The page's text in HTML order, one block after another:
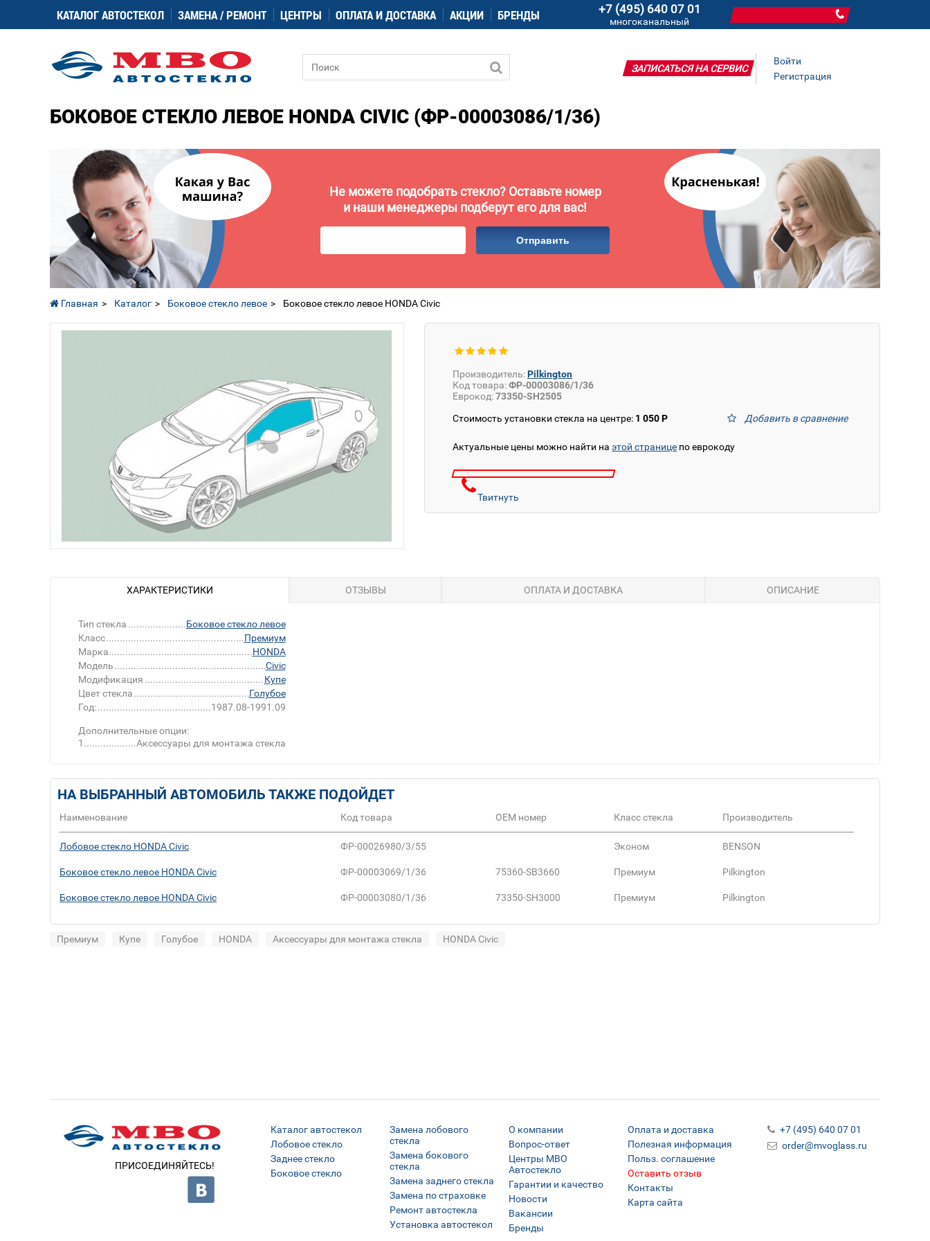
КАТАЛОГ АВТОСТЕКОЛ ЗАМЕНА / РЕМОНТ ЦЕНТРЫ ОПЛАТА И ДОСТАВКА АКЦИИ БРЕНДЫ +7 (495) 640 07 01
многоканальный
Войти
Регистрация
ЗАПИСАТЬСЯ НА СЕРВИС
БОКОВОЕ СТЕКЛО ЛЕВОЕ HONDA CIVIC (ФР-00003086/1/36)
Не можете подобрать стекло? Оставьте номер
и наши менеджеры подберут его для вас!
Отправить
Главная Каталог Боковое стекло левое Боковое стекло левое HONDA Civic
Производитель:Pilkington
Код товара:ФР-00003086/1/36
Еврокод:73350-SH2505
Добавить в сравнение
Стоимость установки стекла на центре: 1 050 Р
Актуальные цены можно найти на этой странице по еврокоду
Твитнуть
ХАРАКТЕРИСТИКИ ОТЗЫВЫ ОПЛАТА И ДОСТАВКА ОПИСАНИЕ
Тип стекла
Боковое стекло левое
Класс
Премиум
Марка
HONDA
Модель
Civic
Модификация
Купе
Цвет стекла
Голубое
Год:
1987.08-1991.09
Дополнительные опции:
1
Аксессуары для монтажа стекла
НА ВЫБРАННЫЙ АВТОМОБИЛЬ ТАКЖЕ ПОДОЙДЕТ
Наименование Код товара ОЕМ номер Класс стекла Производитель
Лобовое стекло HONDA Civic ФР-00026980/3/55 Эконом BENSON
Боковое стекло левое HONDA Civic ФР-00003069/1/36 75360-SB3660 Премиум Pilkington
Боковое стекло левое HONDA Civic ФР-00003080/1/36 73350-SH3000 Премиум Pilkington
Премиум Купе Голубое HONDA Аксессуары для монтажа стекла HONDA Civic
ПРИСОЕДИНЯЙТЕСЬ!
Каталог автостекол
Лобовое стекло
Заднее стекло
Боковое стекло
Замена лобового
стекла
Замена бокового
стекла
Замена заднего стекла
Замена по страховке
Ремонт автостекла
Установка автостекол
О компании
Вопрос-ответ
Центры МВО
Автостекло
Гарантии и качество
Новости
Вакансии
Бренды
Оплата и доставка
Полезная информация
Польз. соглашение
Оставить отзыв
Контакты
Карта сайта
+7 (495) 640 07 01
order@mvoglass.ru